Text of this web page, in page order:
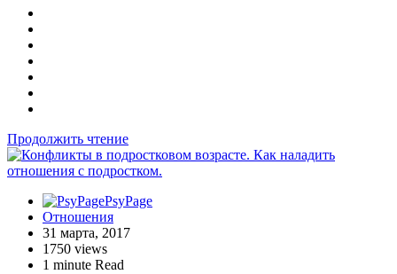
Продолжить чтение
PsyPage
Отношения
31 марта, 2017
1750 views
1 minute Read